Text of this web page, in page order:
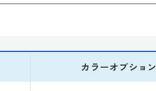
カラーオプション